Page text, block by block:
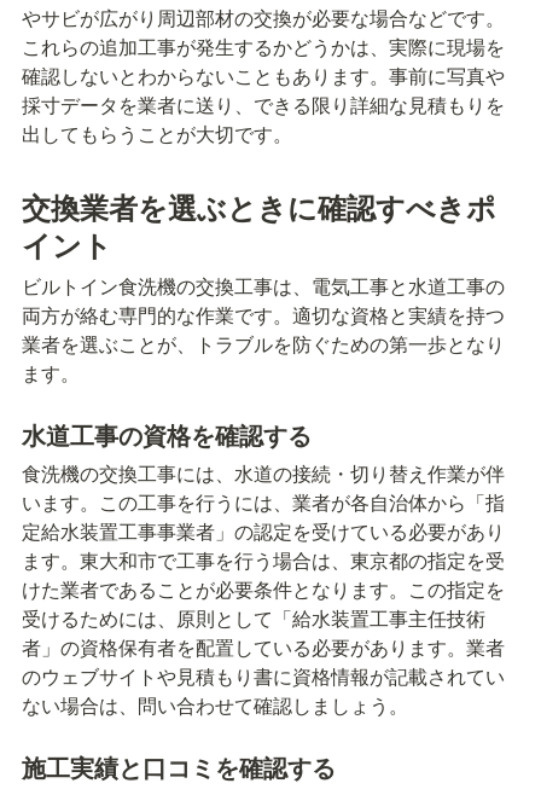
やサビが広がり周辺部材の交換が必要な場合などです。
これらの追加工事が発生するかどうかは、実際に現場を
確認しないとわからないこともあります。事前に写真や
採寸データを業者に送り、できる限り詳細な見積もりを
出してもらうことが大切です。
交換業者を選ぶときに確認すべきポ
イント
ビルトイン食洗機の交換工事は、電気工事と水道工事の
両方が絡む専門的な作業です。適切な資格と実績を持つ
業者を選ぶことが、トラブルを防ぐための第一歩となり
ます。
水道工事の資格を確認する
食洗機の交換工事には、水道の接続・切り替え作業が伴
います。この工事を行うには、業者が各自治体から「指
定給水装置工事事業者」の認定を受けている必要があり
ます。東大和市で工事を行う場合は、東京都の指定を受
けた業者であることが必要条件となります。この指定を
受けるためには、原則として「給水装置工事主任技術
者」の資格保有者を配置している必要があります。業者
のウェブサイトや見積もり書に資格情報が記載されてい
ない場合は、問い合わせて確認しましょう。
施工実績と口コミを確認する